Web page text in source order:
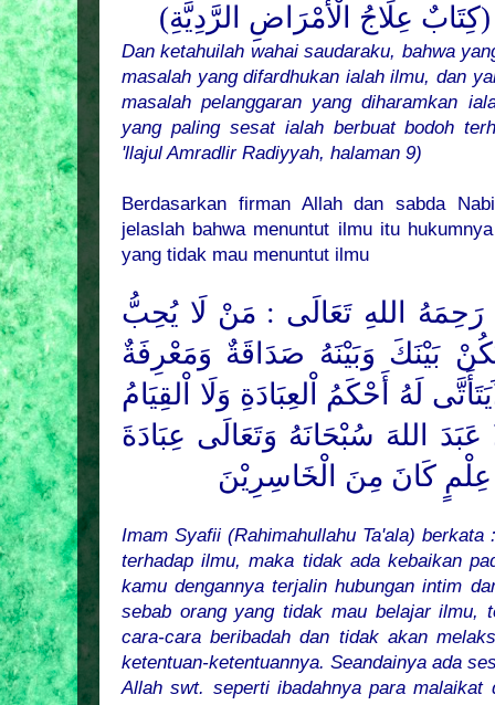
(كِتَابٌ عِلَاجُ الْأَمْرَاضِ الرَّدِيَّةِ)
Dan ketahuilah wahai saudaraku, bahwa
masalah yang difardhukan ialah ilmu, dan
masalah pelanggaran yang diharamkan
yang paling sesat ialah berbuat bodoh
'llajul Amradlir Radiyyah, halaman 9)
Berdasarkan firman Allah dan sabda
jelaslah bahwa menuntut ilmu itu
yang tidak mau menuntut ilmu
رَحِمَهُ اللهِ تَعَالَى : مَنْ لَا يُحِبُّ
بَيْنَكَ وَبَيْنَهُ صَدَاقَةٌ وَمَعْرِفَةٌ
لَهُ أَحْكَمُ اْلعِبَادَةِ وَلَا اْلقِيَامُ
اللهَ سُبْحَانَهُ وَتَعَالَى عِبَادَةَ
عِلْمٍ كَانَ مِنَ الْخَاسِرِيْنَ
Imam Syafii (Rahimahullahu Ta'ala)
terhadap ilmu, maka tidak ada kebaikan
kamu dengannya terjalin hubungan intim
sebab orang yang tidak mau belajar ilmu,
cara-cara beribadah dan tidak akan
ketentuan-ketentuannya. Seandainya ada
Allah swt. seperti ibadahnya para malaikat